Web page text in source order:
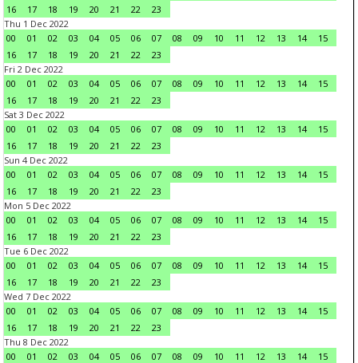
16
17 18 19 20 21 22
23
Thu 1 Dec 2022
00
01 02 03 04 05 06 07 08 09 10 11 12 13 14
15
16
17 18 19 20 21 22
23
Fri 2 Dec 2022
00
01 02 03 04 05 06 07 08 09 10 11 12 13 14
15
16
17 18 19 20 21 22
23
Sat 3 Dec 2022
00
01 02 03 04 05 06 07 08 09 10 11 12 13 14
15
16
17 18 19 20 21 22
23
Sun 4 Dec 2022
00
01 02 03 04 05 06 07 08 09 10 11 12 13 14
15
16
17 18 19 20 21 22
23
Mon 5 Dec 2022
00
01 02 03 04 05 06 07 08 09 10 11 12 13 14
15
16
17 18 19 20 21 22
23
Tue 6 Dec 2022
00
01 02 03 04 05 06 07 08 09 10 11 12 13 14
15
16
17 18 19 20 21 22
23
Wed 7 Dec 2022
00
01 02 03 04 05 06 07 08 09 10 11 12 13 14
15
16
17 18 19 20 21 22
23
Thu 8 Dec 2022
00
01 02 03 04 05 06 07 08 09 10 11 12 13 14
15